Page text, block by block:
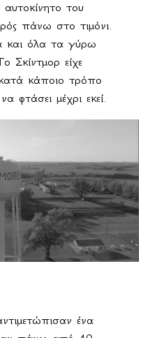
του
πάνω στο τιμόνι.
και όλα τα γύρω
Σκίντμορ είχε
κάποιο τρόπο
φτάσει μέχρι εκεί.
ένα